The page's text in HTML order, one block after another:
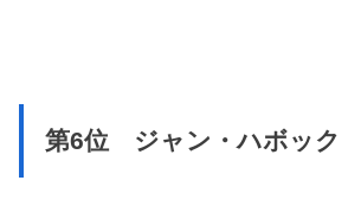
第6位 ジャン・ハボック